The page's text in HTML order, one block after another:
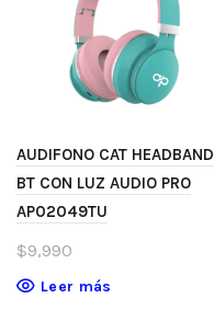
AUDIFONO CAT HEADBAND
BT CON LUZ AUDIO PRO
AP02049TU
$9,990
Leer más